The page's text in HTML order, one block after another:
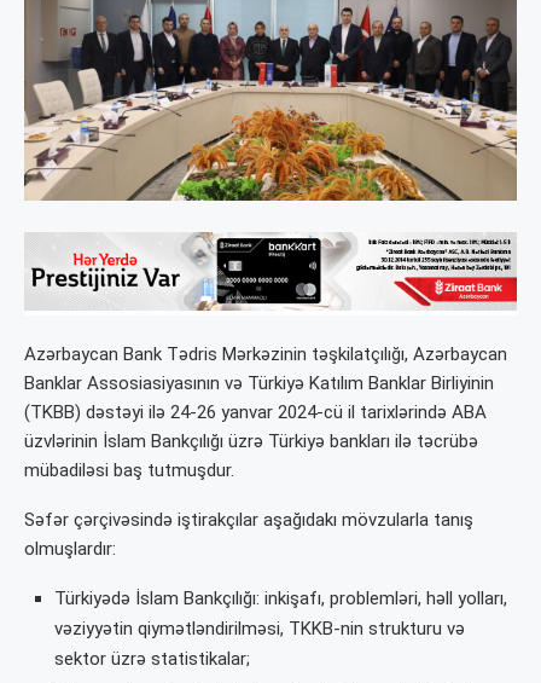
Azərbaycan Bank Tədris Mərkəzinin təşkilatçılığı, Azərbaycan
Banklar Assosiasiyasının və Türkiyə Katılım Banklar Birliyinin
(TKBB) dəstəyi ilə 24-26 yanvar 2024-cü il tarixlərində ABA
üzvlərinin İslam Bankçılığı üzrə Türkiyə bankları ilə təcrübə
mübadiləsi baş tutmuşdur.
Səfər çərçivəsində iştirakçılar aşağıdakı mövzularla tanış
olmuşlardır:
Türkiyədə İslam Bankçılığı: inkişafı, problemləri, həll yolları,
vəziyyətin qiymətləndirilməsi, TKKB-nin strukturu və
sektor üzrə statistikalar;